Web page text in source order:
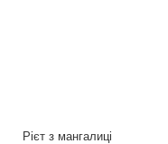
Рієт з мангалиці